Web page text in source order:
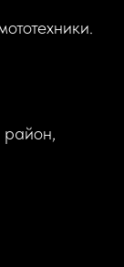
район,